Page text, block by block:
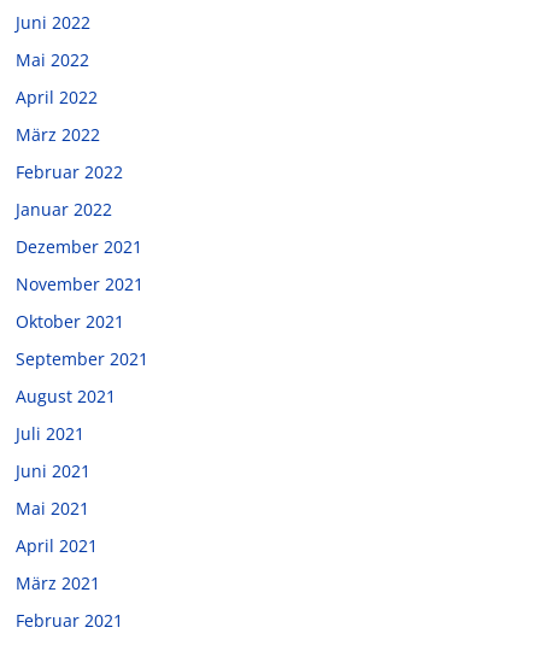
Juni 2022
Mai 2022
April 2022
März 2022
Februar 2022
Januar 2022
Dezember 2021
November 2021
Oktober 2021
September 2021
August 2021
Juli 2021
Juni 2021
Mai 2021
April 2021
März 2021
Februar 2021